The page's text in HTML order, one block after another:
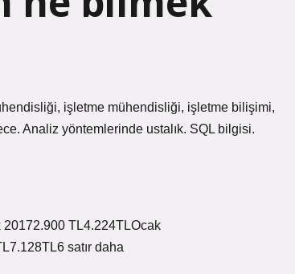
işletme mühendisliği, işletme bilişimi,
Analiz yöntemlerinde ustalık. SQL bilgisi.
20172.900 TL4.224TLOcak
satır daha